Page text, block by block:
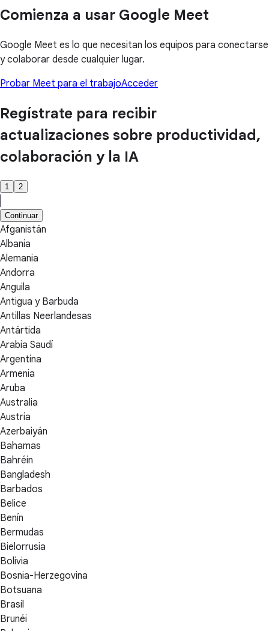
Comienza a usar Google Meet
Google Meet es lo que necesitan los equipos para conectarse
y colaborar desde cualquier lugar.
Probar Meet para el trabajoAcceder
Regístrate para recibir
actualizaciones sobre productividad,
colaboración y la IA
1 2
Continuar
Afganistán
Albania
Alemania
Andorra
Anguila
Antigua y Barbuda
Antillas Neerlandesas
Antártida
Arabia Saudí
Argentina
Armenia
Aruba
Australia
Austria
Azerbaiyán
Bahamas
Bahréin
Bangladesh
Barbados
Belice
Benín
Bermudas
Bielorrusia
Bolivia
Bosnia-Herzegovina
Botsuana
Brasil
Brunéi